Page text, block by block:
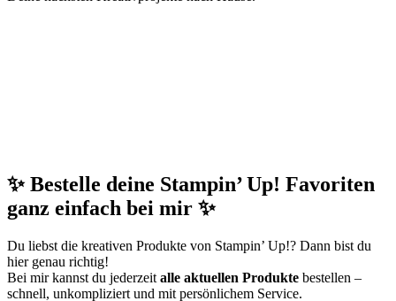
✨ Bestelle deine Stampin’ Up! Favoriten
ganz einfach bei mir ✨
Du liebst die kreativen Produkte von Stampin’ Up!? Dann bist du
hier genau richtig!
Bei mir kannst du jederzeit alle aktuellen Produkte bestellen –
schnell, unkompliziert und mit persönlichem Service.